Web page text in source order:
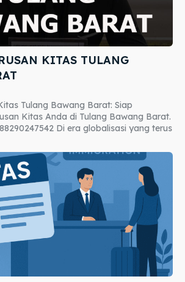
KITAS TULANG
Tulang Bawang Barat: Siap
Kitas Anda di Tulang Bawang Barat.
Di era globalisasi yang terus